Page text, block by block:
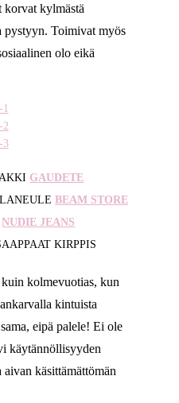
korvat kylmästä
pystyyn. Toimivat myös
olo eikä
GAUDETE
BEAM STORE
NUDIE JEANS
KIRPPIS
kolmevuotias, kun
kintuista
eipä palele! Ei ole
käytännöllisyyden
käsittämättömän